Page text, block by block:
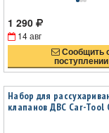
1 290
14 авг
Сообщить
поступлении
Набор для
клапанов ДВС Car-Tool